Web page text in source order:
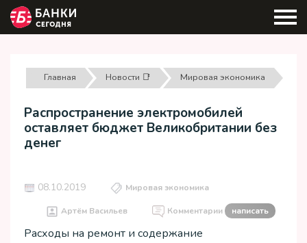
Главная Новости 📑 Мировая экономика
Распространение электромобилей
оставляет бюджет Великобритании без
денег
08.10.2019 Мировая экономика
Артём Васильев Комментарии написать
Расходы на ремонт и содержание